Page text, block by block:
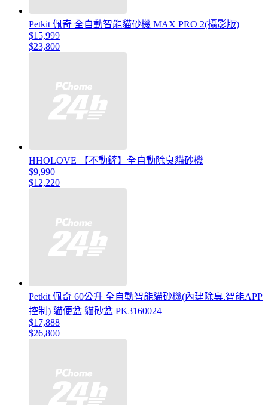
Petkit 佩奇 全自動智能貓砂機 MAX PRO 2(攝影版)
$15,999
$23,800
HHOLOVE 【不動鏟】全自動除臭貓砂機
$9,990
$12,220
Petkit 佩奇 60公升 全自動智能貓砂機(內建除臭.智能APP
控制) 貓便盆 貓砂盆 PK3160024
$17,888
$26,800